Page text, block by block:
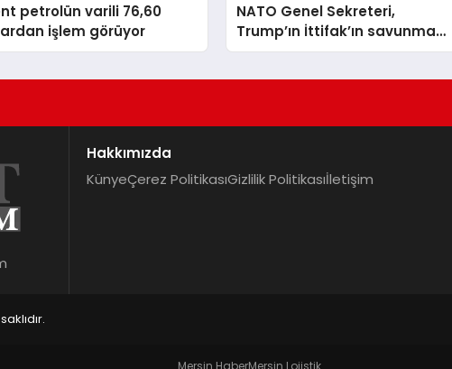
petrolün varili 76,60
işlem görüyor
NATO Genel Sekreteri,
Trump’ın İttifak’ın savunma
harcamalarını artırmasındaki
Hakkımızda
KünyeÇerez PolitikasıGizlilik Politikasıİletişim
Mersin HaberMersin Lojistik